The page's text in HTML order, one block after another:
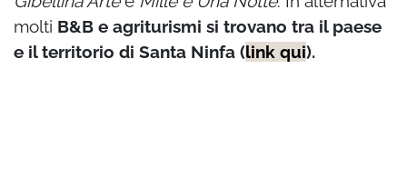
molti B&B e agriturismi si trovano tra il paese
e il territorio di Santa Ninfa (link qui).